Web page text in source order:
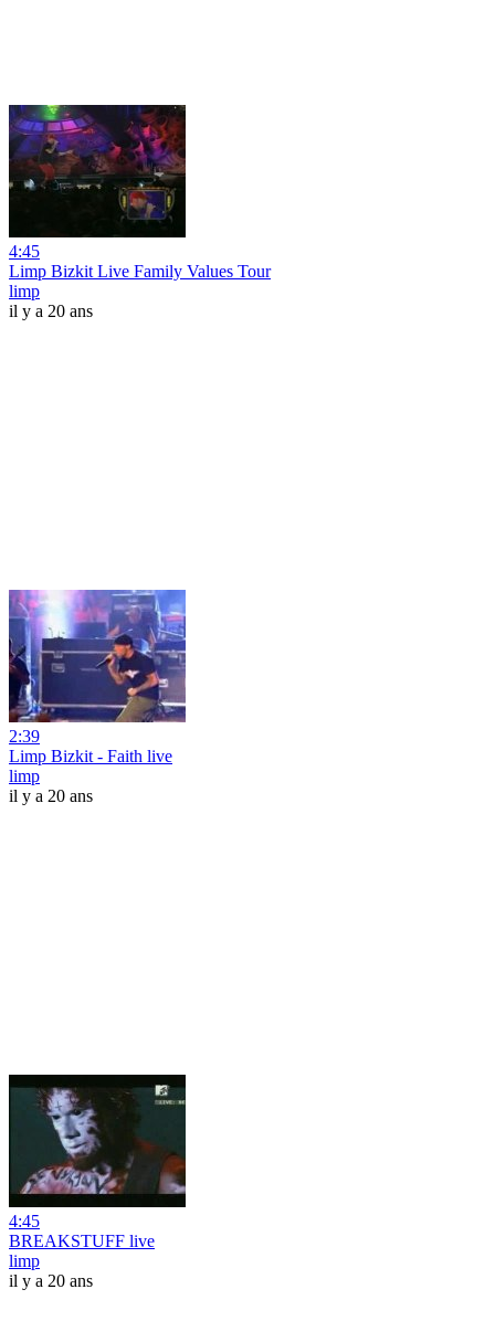
4:45
Limp Bizkit Live Family Values Tour
limp
il y a 20 ans
2:39
Limp Bizkit - Faith live
limp
il y a 20 ans
4:45
BREAKSTUFF live
limp
il y a 20 ans